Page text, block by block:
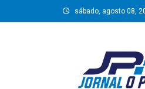
to
sábado, agosto 08,